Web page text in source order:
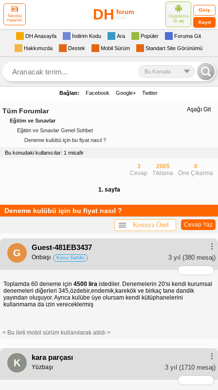
Teknoloji
Haberleri
DH forum
mini
Uygulama
ile aç
Giriş
Kayıt
DH Anasayfa İndirim Kodu Ara Popüler Foruma Git
Hakkımızda Destek Mobil Sürüm Standart Site Görünümü
Bu Konuda
Bağlan: Facebook Google+ Twitter
Aşağı Git
Tüm Forumlar
Eğitim ve Sınavlar
Eğitim ve Sınavlar Genel Sohbet
Deneme kulübü için bu fiyat nasıl ?
Bu konudaki kullanıcılar: 1 misafir
3
Cevap
2065
Tıklama
0
Öne Çıkarma
1. sayfa
Deneme kulübü için bu fiyat nasıl ?
Cevap Yaz
Konuya Özel
G
Guest-481EB3437
3 yıl (380 mesaj)
Onbaşı Konu Sahibi
Toplamda 60 deneme için 4500 lira istediler. Denemelerin 20'si kendi kurumsal
denemeleri diğerleri 345,özdebir,endemik,karekök ve birkaç tane dandik
yayından oluşuyor. Ayrıca kulübe üye olursam kendi kütüphanelerini
kullanmama da izin vereceklermiş
< Bu ileti mobil sürüm kullanılarak atıldı >
K
kara parçası
3 yıl (1710 mesaj)
Yüzbaşı